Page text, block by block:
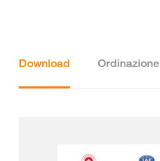
Download Ordinazione